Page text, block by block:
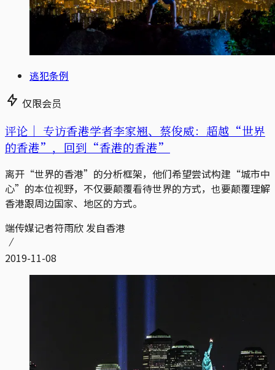
逃犯条例
仅限会员
评论｜ 专访香港学者李家翘、蔡俊威：超越“世界
的香港”，回到“香港的香港”
离开“世界的香港”的分析框架，他们希望尝试构建“城市中
心”的本位视野，不仅要颠覆看待世界的方式，也要颠覆理解
香港跟周边国家、地区的方式。
端传媒记者符雨欣 发自香港
2019-11-08